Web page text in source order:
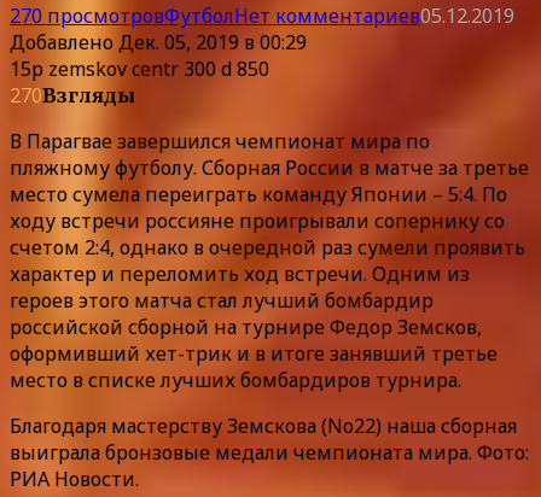
270 просмотровФутболНет комментариев05.12.2019
ДобавленоДек. 05, 2019 в 00:29
15p zemskov centr 300 d 850
270Взгляды
В Парагвае завершился чемпионат мира по
пляжному футболу. Сборная России в матче за третье
место сумела переиграть команду Японии – 5:4. По
ходу встречи россияне проигрывали сопернику со
счетом 2:4, однако в очередной раз сумели проявить
характер и переломить ход встречи. Одним из
героев этого матча стал лучший бомбардир
российской сборной на турнире Федор Земсков,
оформивший хет-трик и в итоге занявший третье
место в списке лучших бомбардиров турнира.
Благодаря мастерству Земскова (No22) наша сборная
выиграла бронзовые медали чемпионата мира. Фото:
РИА Новости.